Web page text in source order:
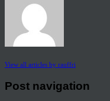
View all articles by rauffri
Post navigation